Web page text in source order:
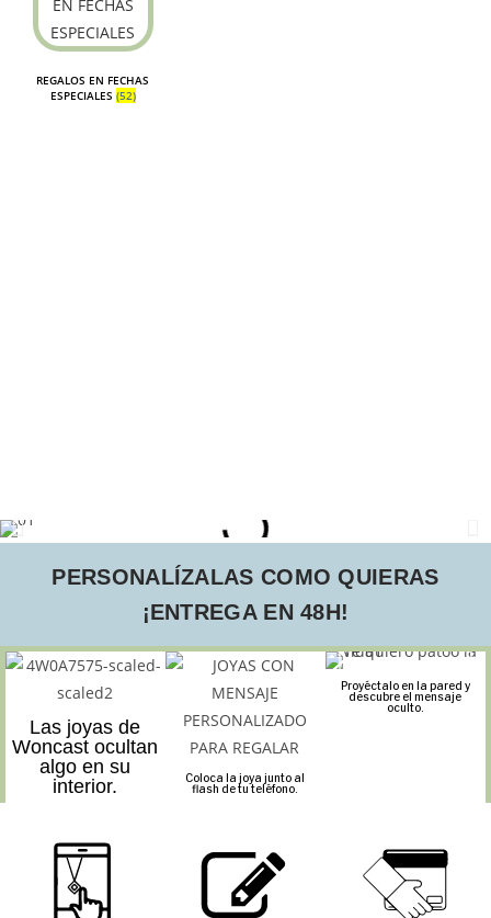
REGALOS EN FECHAS
ESPECIALES (52)
PERSONALÍZALAS COMO QUIERAS
¡ENTREGA EN 48H!
Las joyas de
Woncast ocultan
algo en su
interior.
Coloca la joya junto al
flash de tu teléfono.
Proyéctalo en la pared y
descubre el mensaje
oculto.